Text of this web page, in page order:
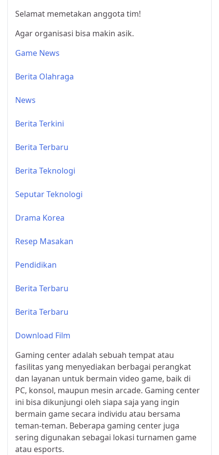
Selamat memetakan anggota tim!
Agar organisasi bisa makin asik.
Game News
Berita Olahraga
News
Berita Terkini
Berita Terbaru
Berita Teknologi
Seputar Teknologi
Drama Korea
Resep Masakan
Pendidikan
Berita Terbaru
Berita Terbaru
Download Film
Gaming center adalah sebuah tempat atau
fasilitas yang menyediakan berbagai perangkat
dan layanan untuk bermain video game, baik di
PC, konsol, maupun mesin arcade. Gaming center
ini bisa dikunjungi oleh siapa saja yang ingin
bermain game secara individu atau bersama
teman-teman. Beberapa gaming center juga
sering digunakan sebagai lokasi turnamen game
atau esports.